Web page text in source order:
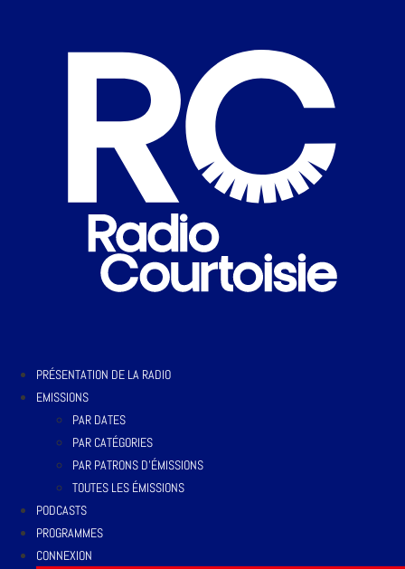
PRÉSENTATION DE LA RADIO
EMISSIONS
PAR DATES
PAR CATÉGORIES
PAR PATRONS D’ÉMISSIONS
TOUTES LES ÉMISSIONS
PODCASTS
PROGRAMMES
CONNEXION